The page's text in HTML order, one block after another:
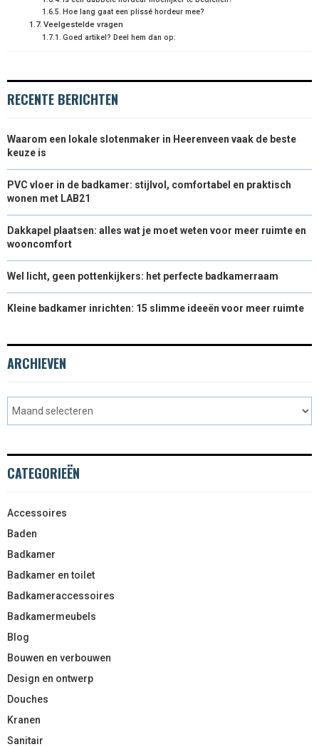
Hoe lang gaat een plissé hordeur mee?
Veelgestelde vragen
Goed artikel? Deel hem dan op:
RECENTE BERICHTEN
Waarom een lokale slotenmaker in Heerenveen vaak de beste
keuze is
PVC vloer in de badkamer: stijlvol, comfortabel en praktisch
wonen met LAB21
Dakkapel plaatsen: alles wat je moet weten voor meer ruimte en
wooncomfort
Wel licht, geen pottenkijkers: het perfecte badkamerraam
Kleine badkamer inrichten: 15 slimme ideeën voor meer ruimte
ARCHIEVEN
CATEGORIEËN
Accessoires
Baden
Badkamer
Badkamer en toilet
Badkameraccessoires
Badkamermeubels
Blog
Bouwen en verbouwen
Design en ontwerp
Douches
Kranen
Sanitair